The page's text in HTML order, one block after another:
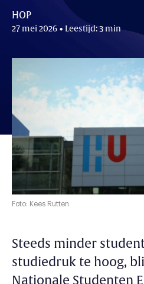
HOP
27 mei 2026 • Leestijd: 3 min
Foto: Kees Rutten
Steeds minder
studiedruk te hoog,
Nationale Studenten